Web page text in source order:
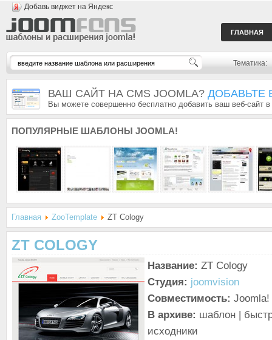
Добавь виджет на Яндекс
ГЛАВНАЯ
Тематика:
ВАШ САЙТ НА CMS JOOMLA? ДОБАВЬТЕ
Вы можете совершенно бесплатно добавить ваш веб-сайт
ПОПУЛЯРНЫЕ ШАБЛОНЫ JOOMLA!
Главная ZooTemplate ZT Cology
ZT COLOGY
Название: ZT Cology
Студия: joomvision
Совместимость:
В архиве: шаблон |
исходники